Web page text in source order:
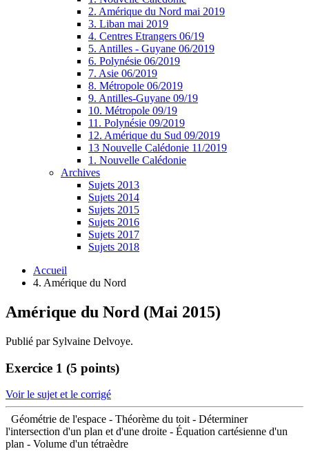
2. Amérique du Nord mai 2019
3. Liban mai 2019
4. Centres Etrangers 06/19
5. Antilles - Guyane 06/2019
6. Polynésie 06/2019
7. Asie 06/2019
8. Métropole 06/2019
9. Antilles-Guyane 09/19
10. Métropole 09/19
11. Polynésie 09/2019
12. Amérique du Sud 09/2019
13 Nouvelle Calédonie 11/2019
1. Nouvelle Calédonie
Archives
Sujets 2013
Sujets 2014
Sujets 2015
Sujets 2016
Sujets 2017
Sujets 2018
Accueil
4. Amérique du Nord
Amérique du Nord (Mai 2015)
Publié par Sylvaine Delvoye.
Exercice 1 (5 points)
Voir le sujet et le corrigé
Géométrie de l'espace - Théorème du toit - Déterminer
l'intersection d'un plan et d'une droite - Équation cartésienne d'un
plan - Volume d'un tétraèdre